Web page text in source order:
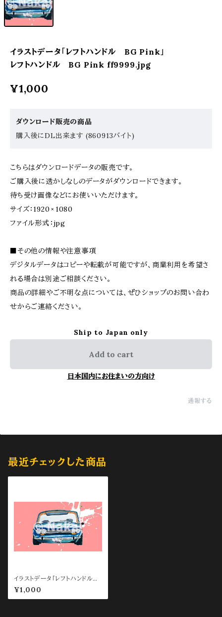
イラストデータ「レフトハンドル BG Pink」
レフトハンドル BG Pink ff9999.jpg
¥1,000
ダウンロード販売の商品
購入後にDL出来ます (860913バイト)
こちらはダウンロードデータの販売です。
ご購入後に透かしなしのデータがダウンロードできます。
待ち受け画像などにお使いいただけます。
サイズ：1920 × 1080
ファイル形式：jpg
■その他の情報や注意事項
デジタルデータはコピーや転載が可能ですが、商業利用を希望さ
れる場合は別途ご相談ください。
商品の詳細やご不明な点については、ぜひショップのお問い合わ
せからご連絡ください。
Ship to Japan only
Add to cart
日本国内にお住まいの方向け
通報する
最近チェックした商品
イラストデータ「レフトハンドル
BG Pink」
¥1,000